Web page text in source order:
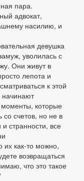
пара.
адвокат,
насилию, и
девушка
уволилась с
Они живут в
лепота и
к этой
начинают
моменты, которые
счетов, но не в
странности, все
их как-то можно,
возвращаться
что это такое